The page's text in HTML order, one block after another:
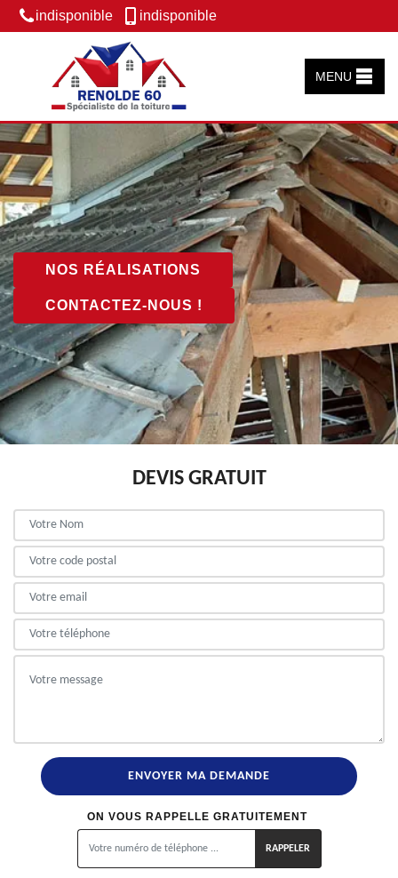
indisponible indisponible
MENU
NOS RÉALISATIONS
CONTACTEZ-NOUS !
DEVIS GRATUIT
ON VOUS RAPPELLE GRATUITEMENT